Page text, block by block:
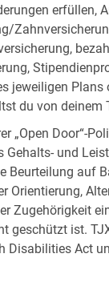
erfüllen,
jeweiligen
du von deinem
„Open Door“-
Gehalts- und
Beurteilung auf
Orientierung,
Zugehörigkeit
geschützt ist.
Disabilities Act